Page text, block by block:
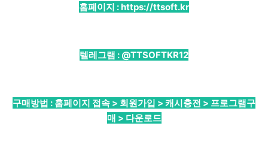
홈페이지 :https://ttsoft.kr
텔레그램 : @TTSOFTKR12
구매방법 : 홈페이지 접속 > 회원가입 > 캐시충전 > 프로그램구
매 > 다운로드